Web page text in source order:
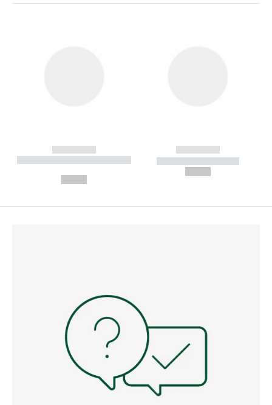
------------
----------- ----------- --------
------------
----------- -----------